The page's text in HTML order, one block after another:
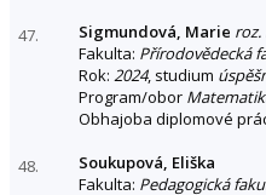
47. Sigmundová, Marie roz.
Fakulta: Přírodovědecká
Rok: 2024, studium
Program/obor
Obhajoba diplomové
48.
Soukupová, Eliška
Fakulta: Pedagogická